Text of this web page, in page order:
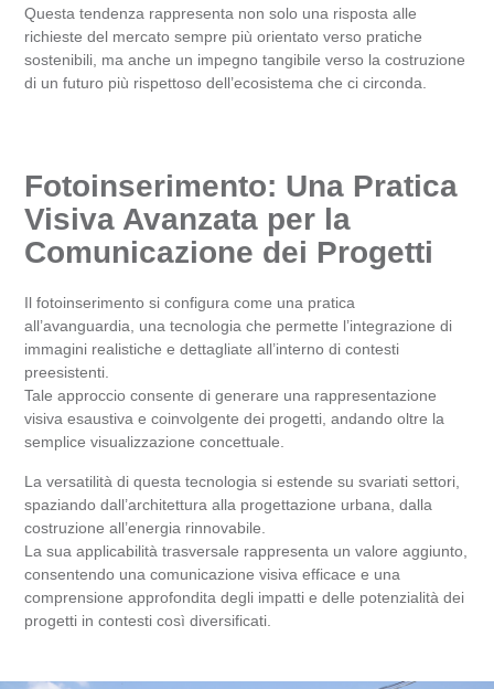
Questa tendenza rappresenta non solo una risposta alle
richieste del mercato sempre più orientato verso pratiche
sostenibili, ma anche un impegno tangibile verso la costruzione
di un futuro più rispettoso dell’ecosistema che ci circonda.
Fotoinserimento: Una Pratica
Visiva Avanzata per la
Comunicazione dei Progetti
Il fotoinserimento si configura come una pratica
all’avanguardia, una tecnologia che permette l’integrazione di
immagini realistiche e dettagliate all’interno di contesti
preesistenti.
Tale approccio consente di generare una rappresentazione
visiva esaustiva e coinvolgente dei progetti, andando oltre la
semplice visualizzazione concettuale.
La versatilità di questa tecnologia si estende su svariati settori,
spaziando dall’architettura alla progettazione urbana, dalla
costruzione all’energia rinnovabile.
La sua applicabilità trasversale rappresenta un valore aggiunto,
consentendo una comunicazione visiva efficace e una
comprensione approfondita degli impatti e delle potenzialità dei
progetti in contesti così diversificati.